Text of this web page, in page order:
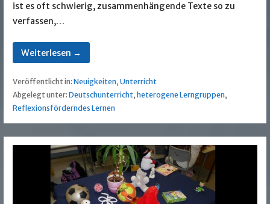
ist es oft schwierig, zusammenhängende Texte so zu
verfassen,…
Weiterlesen →
Veröffentlicht in: Neuigkeiten, Unterricht
Abgelegt unter: Deutschunterricht, heterogene Lerngruppen,
Reflexionsförderndes Lernen